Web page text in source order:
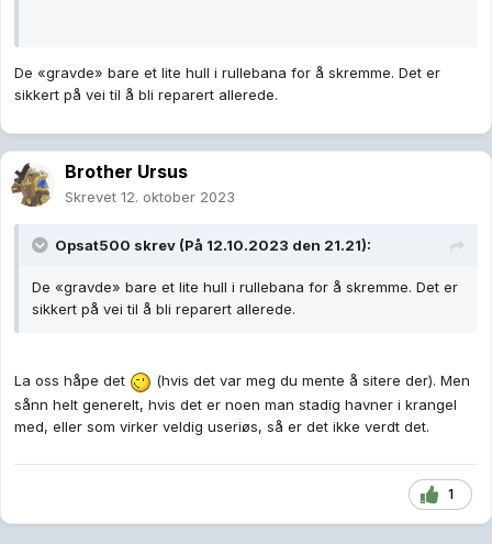
De «gravde» bare et lite hull i rullebana for å skremme. Det er
sikkert på vei til å bli reparert allerede.
Brother Ursus
Skrevet 12. oktober 2023
Opsat500 skrev (På 12.10.2023 den 21.21):
De «gravde» bare et lite hull i rullebana for å skremme. Det er
sikkert på vei til å bli reparert allerede.
La oss håpe det
(hvis det var meg du mente å sitere der). Men
sånn helt generelt, hvis det er noen man stadig havner i krangel
med, eller som virker veldig useriøs, så er det ikke verdt det.
1